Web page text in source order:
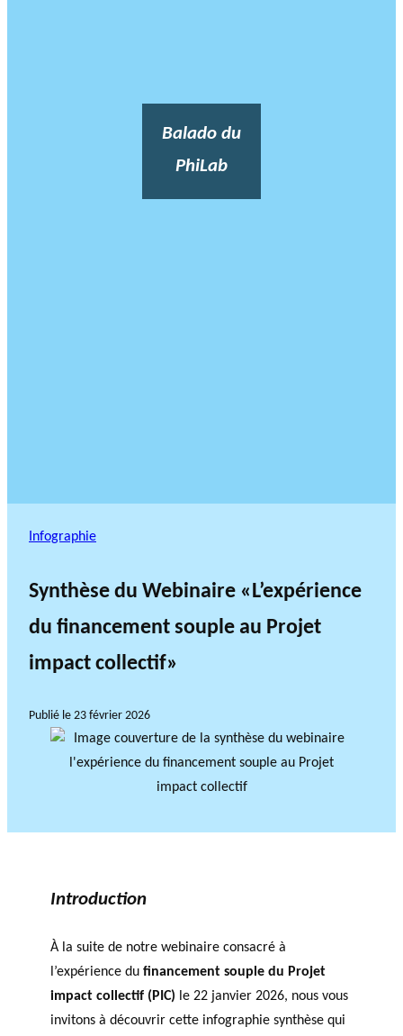
Balado du
PhiLab
Infographie
Synthèse du Webinaire «L’expérience
du financement souple au Projet
impact collectif»
Publié le 23 février 2026
Introduction
À la suite de notre webinaire consacré à
l’expérience du financement souple du Projet
impact collectif (PIC) le 22 janvier 2026, nous vous
invitons à découvrir cette infographie synthèse qui